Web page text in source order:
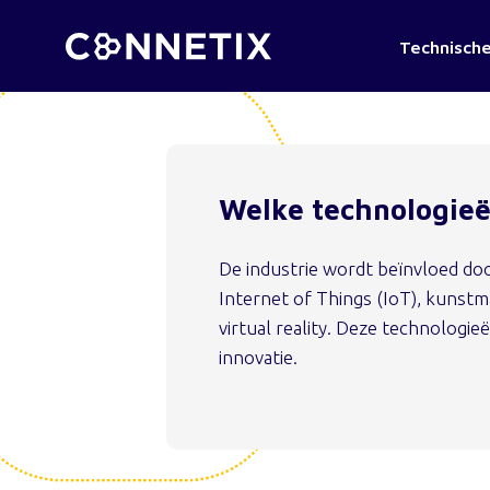
Welke
De industrie wordt beïnvloed
Internet of Things (IoT),
virtual reality. Deze
innovatie.